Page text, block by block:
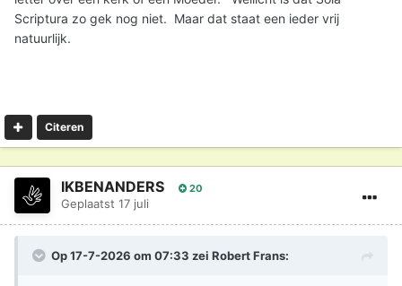
Scriptura zo gek nog niet. Maar dat staat een ieder vrij
natuurlijk.
Citeren
IKBENANDERS 20
Geplaatst 17 juli
Op 17-7-2026 om 07:33 zei Robert Frans: